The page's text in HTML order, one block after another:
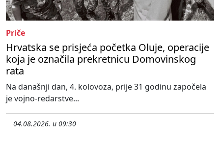
Priče
Hrvatska se prisjeća početka Oluje, operacije
koja je označila prekretnicu Domovinskog
rata
Na današnji dan, 4. kolovoza, prije 31 godinu započela
je vojno-redarstve...
04.08.2026. u 09:30